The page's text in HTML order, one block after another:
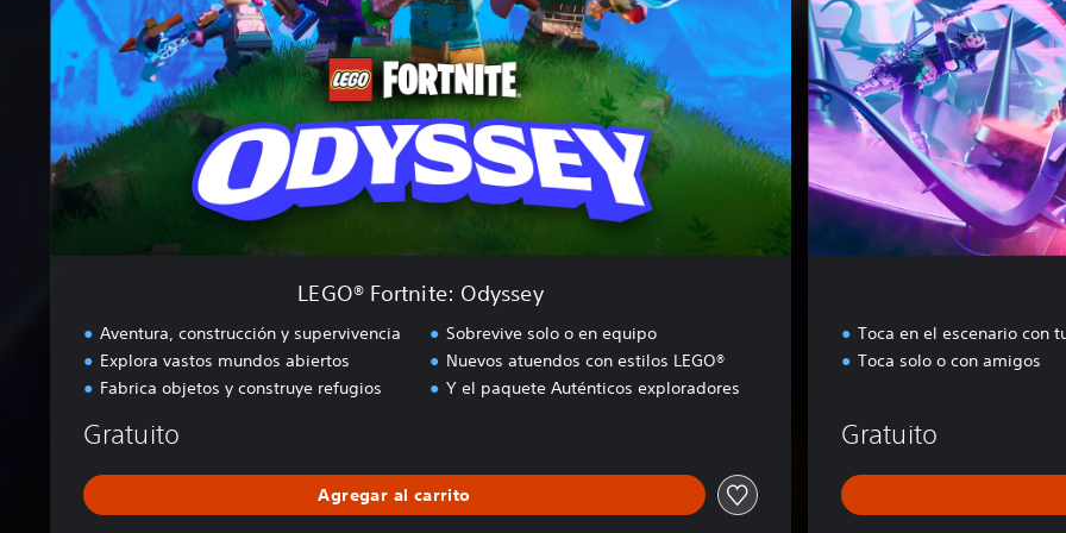
r
n
i
t
e
:
y
LEGO® Fortnite: Odyssey
Aventura, construcción y supervivencia
Explora vastos mundos abiertos
Fabrica objetos y construye refugios
Sobrevive solo o en equipo
Nuevos atuendos con estilos LEGO®
Y el paquete Auténticos exploradores
Gratuito
Agregar al carrito
e
F
e
s
t
i
v
a
Toca en el escenario con
Toca solo o con amigos
Gratuito